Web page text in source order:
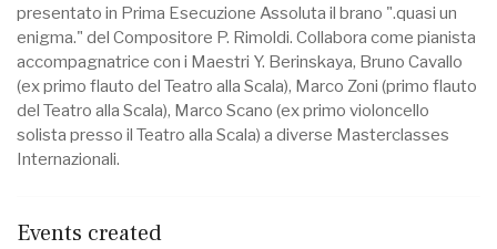
presentato in Prima Esecuzione Assoluta il brano ".quasi un
enigma." del Compositore P. Rimoldi. Collabora come pianista
accompagnatrice con i Maestri Y. Berinskaya, Bruno Cavallo
(ex primo flauto del Teatro alla Scala), Marco Zoni (primo flauto
del Teatro alla Scala), Marco Scano (ex primo violoncello
solista presso il Teatro alla Scala) a diverse Masterclasses
Internazionali.
Events created